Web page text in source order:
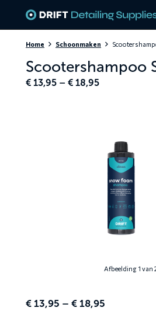
Home Schoonmaken
Scootershampoo
€ 13,95 – € 18,95Price
Afbeelding 1 van
€ 13,95 – € 18,95